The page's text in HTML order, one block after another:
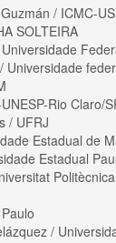
/ ICMC-
SOLTEIRA
Universidade
Rio Claro/
/ UFRJ
Estadual de
Estadual
/